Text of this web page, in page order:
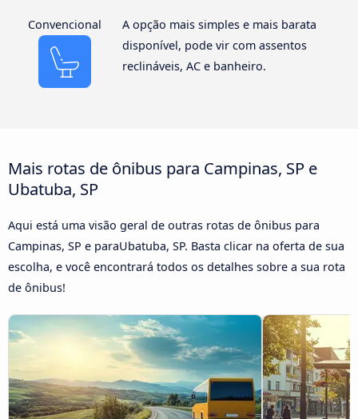
Convencional
A opção mais simples e mais barata
disponível, pode vir com assentos
reclináveis, AC e banheiro.
Mais rotas de ônibus para Campinas, SP e
Ubatuba, SP
Aqui está uma visão geral de outras rotas de ônibus para
Campinas, SP e paraUbatuba, SP. Basta clicar na oferta de sua
escolha, e você encontrará todos os detalhes sobre a sua rota
de ônibus!